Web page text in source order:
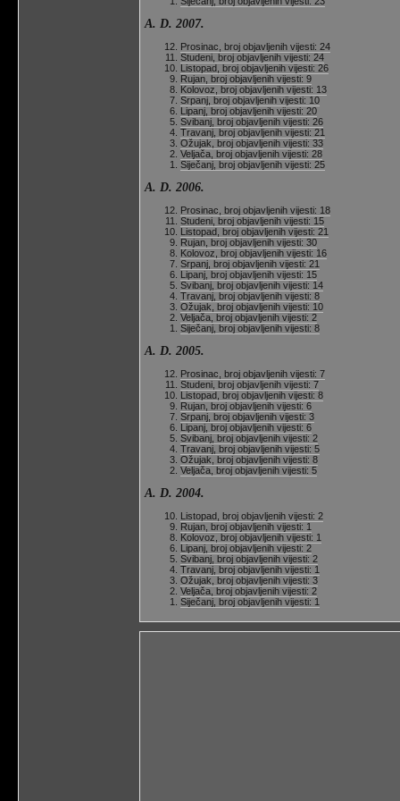
A. D. 2007.
Prosinac, broj objavljenih vijesti: 24
Studeni, broj objavljenih vijesti: 24
Listopad, broj objavljenih vijesti: 26
Rujan, broj objavljenih vijesti: 9
Kolovoz, broj objavljenih vijesti: 13
Srpanj, broj objavljenih vijesti: 10
Lipanj, broj objavljenih vijesti: 20
Svibanj, broj objavljenih vijesti: 26
Travanj, broj objavljenih vijesti: 21
Ožujak, broj objavljenih vijesti: 33
Veljača, broj objavljenih vijesti: 28
Siječanj, broj objavljenih vijesti: 25
A. D. 2006.
Prosinac, broj objavljenih vijesti: 18
Studeni, broj objavljenih vijesti: 15
Listopad, broj objavljenih vijesti: 21
Rujan, broj objavljenih vijesti: 30
Kolovoz, broj objavljenih vijesti: 16
Srpanj, broj objavljenih vijesti: 21
Lipanj, broj objavljenih vijesti: 15
Svibanj, broj objavljenih vijesti: 14
Travanj, broj objavljenih vijesti: 8
Ožujak, broj objavljenih vijesti: 10
Veljača, broj objavljenih vijesti: 2
Siječanj, broj objavljenih vijesti: 8
A. D. 2005.
Prosinac, broj objavljenih vijesti: 7
Studeni, broj objavljenih vijesti: 7
Listopad, broj objavljenih vijesti: 8
Rujan, broj objavljenih vijesti: 6
Srpanj, broj objavljenih vijesti: 3
Lipanj, broj objavljenih vijesti: 6
Svibanj, broj objavljenih vijesti: 2
Travanj, broj objavljenih vijesti: 5
Ožujak, broj objavljenih vijesti: 8
Veljača, broj objavljenih vijesti: 5
A. D. 2004.
Listopad, broj objavljenih vijesti: 2
Rujan, broj objavljenih vijesti: 1
Kolovoz, broj objavljenih vijesti: 1
Lipanj, broj objavljenih vijesti: 2
Svibanj, broj objavljenih vijesti: 2
Travanj, broj objavljenih vijesti: 1
Ožujak, broj objavljenih vijesti: 3
Veljača, broj objavljenih vijesti: 2
Siječanj, broj objavljenih vijesti: 1